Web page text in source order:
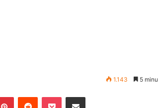
1.143 5